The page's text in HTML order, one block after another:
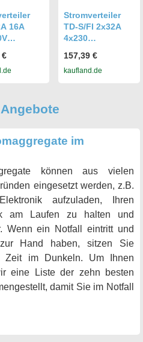
16A
2308
€
Stromverteiler
TD-S/FI 2x32A
4x230
r Doktorvolt 2190
157,39 €
kaufland.de
im
können aus vielen
eingesetzt werden, z.B.
aufzuladen, Ihren
am Laufen zu halten und
Wenn ein Notfall eintritt und
Hand haben, sitzen Sie
Zeit im Dunkeln. Um Ihnen
eine Liste der zehn besten
damit Sie im Notfall